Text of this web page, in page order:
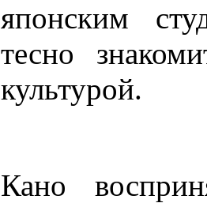
японским
тесно
культурой.
Кано